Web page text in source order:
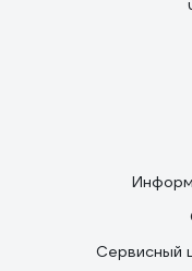
Сервисный